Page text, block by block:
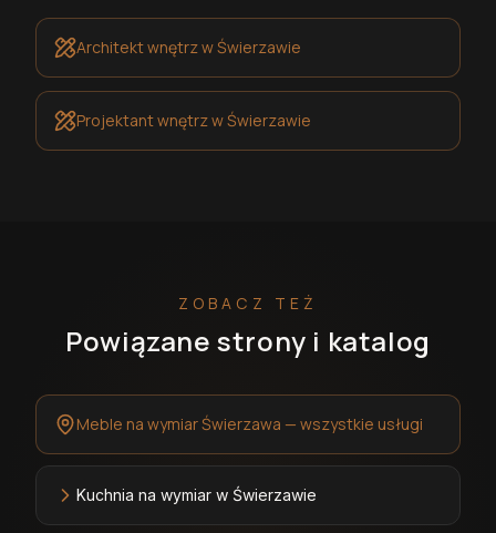
Architekt wnętrzw Świerzawie
Projektant wnętrzw Świerzawie
ZOBACZ TEŻ
Powiązane strony i katalog
Meble na wymiar Świerzawa — wszystkie usługi
Kuchnia na wymiar w Świerzawie